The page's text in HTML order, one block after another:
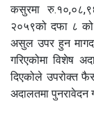
कसुरमा
२०५९को दफा ८ को
असुल उपर हुन
गरिएकोमा विशेष
दिएकोले उपरोक्त
अदालतमा पुनरावेदन